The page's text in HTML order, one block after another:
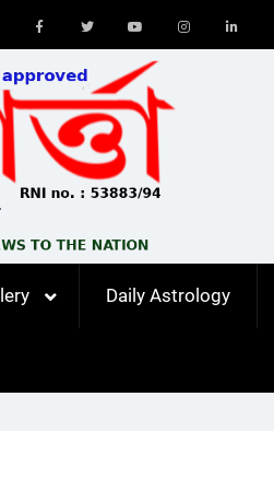
Youtube
Daily Astrology